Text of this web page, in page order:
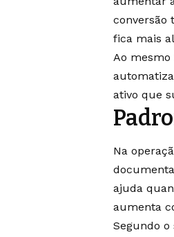
conversão
fica mais
Ao
ativo que
Na
ajuda
aumenta
Segundo